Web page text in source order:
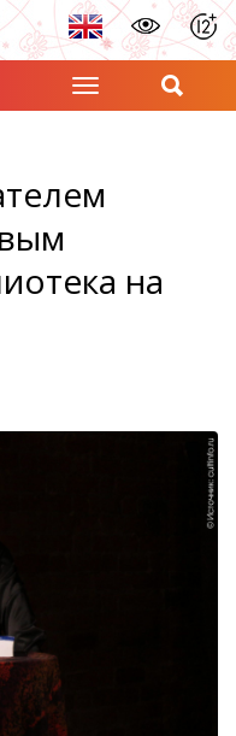
на